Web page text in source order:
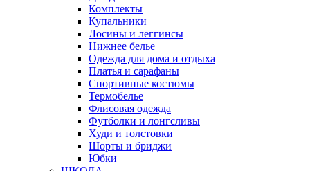
Комплекты
Купальники
Лосины и леггинсы
Нижнее белье
Одежда для дома и отдыха
Платья и сарафаны
Спортивные костюмы
Термобелье
Флисовая одежда
Футболки и лонгсливы
Худи и толстовки
Шорты и бриджи
Юбки